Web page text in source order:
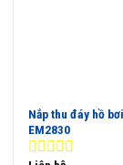
Nắp thu đáy hồ
EM2830